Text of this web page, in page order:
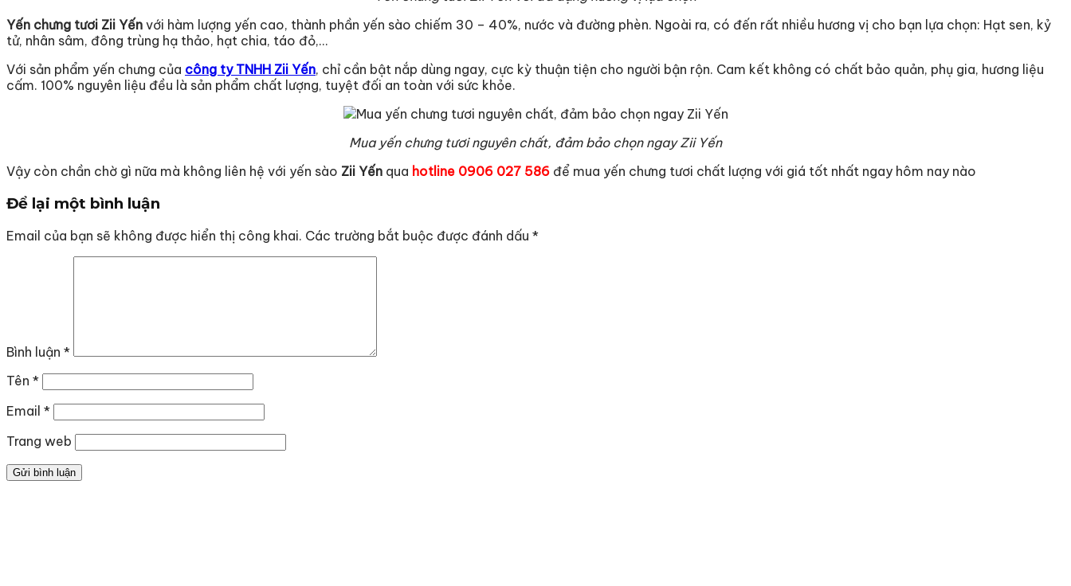
Yến chưng tươi Zii Yến với hàm lượng yến cao, thành phần yến sào chiếm 30 – 40%, nước và đường phèn. Ngoài ra, có đến rất nhiều hương vị cho bạn lựa chọn: Hạt sen, kỷ
tử, nhân sâm, đông trùng hạ thảo, hạt chia, táo đỏ,…
Với sản phẩm yến chưng của công ty TNHH Zii Yến, chỉ cần bật nắp dùng ngay, cực kỳ thuận tiện cho người bận rộn. Cam kết không có chất bảo quản, phụ gia, hương liệu
cấm. 100% nguyên liệu đều là sản phẩm chất lượng, tuyệt đối an toàn với sức khỏe.
Mua yến chưng tươi nguyên chất, đảm bảo chọn ngay Zii Yến
Vậy còn chần chờ gì nữa mà không liên hệ với yến sào Zii Yến qua hotline 0906 027 586 để mua yến chưng tươi chất lượng với giá tốt nhất ngay hôm nay nào
Để lại một bình luận
Email của bạn sẽ không được hiển thị công khai. Các trường bắt buộc được đánh dấu *
Bình luận *
Tên *
Email *
Trang web